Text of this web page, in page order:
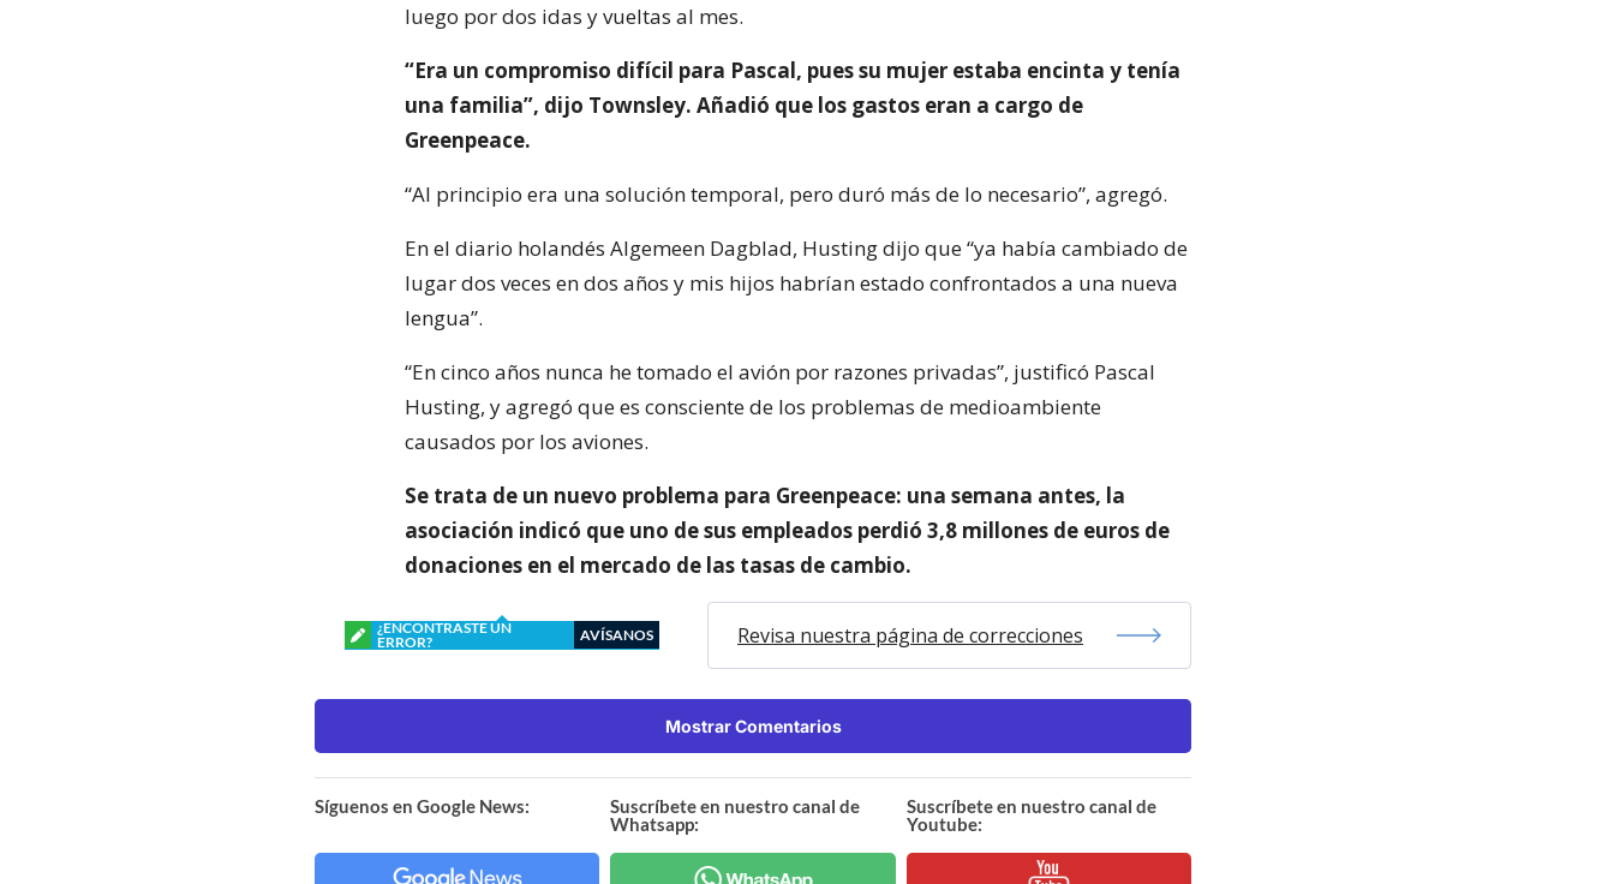
luego por dos idas y vueltas al mes.
“Era un compromiso difícil para Pascal, pues su mujer estaba encinta y tenía
una familia”, dijo Townsley. Añadió que los gastos eran a cargo de
Greenpeace.
“Al principio era una solución temporal, pero duró más de lo necesario”, agregó.
En el diario holandés Algemeen Dagblad, Husting dijo que “ya había cambiado de
lugar dos veces en dos años y mis hijos habrían estado confrontados a una nueva
lengua”.
“En cinco años nunca he tomado el avión por razones privadas”, justificó Pascal
Husting, y agregó que es consciente de los problemas de medioambiente
causados por los aviones.
Se trata de un nuevo problema para Greenpeace: una semana antes, la
asociación indicó que uno de sus empleados perdió 3,8 millones de euros de
donaciones en el mercado de las tasas de cambio.
¿ENCONTRASTE UN
ERROR?
AVÍSANOS Revisa nuestra página de correcciones
Mostrar Comentarios
Síguenos en Google News:
Suscríbete en nuestro canal de
Whatsapp:
Suscríbete en nuestro canal de
Youtube: